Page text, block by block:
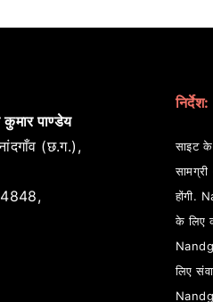
पाण्डेय
(छ.ग.),
निर्देश:
साइट के
होंगी.
के लिए
लिए